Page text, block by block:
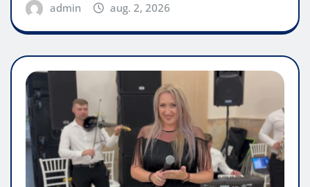
admin aug. 2, 2026